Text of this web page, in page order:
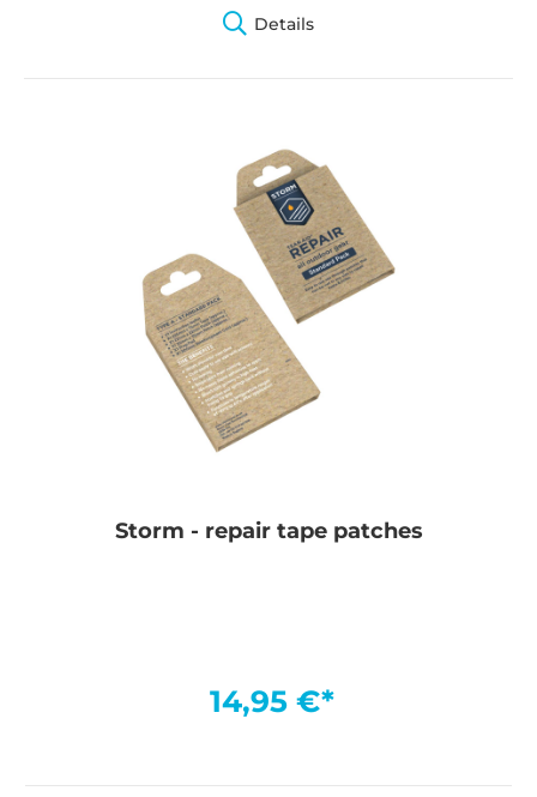
Details
Storm - repair tape patches
14,95 €*